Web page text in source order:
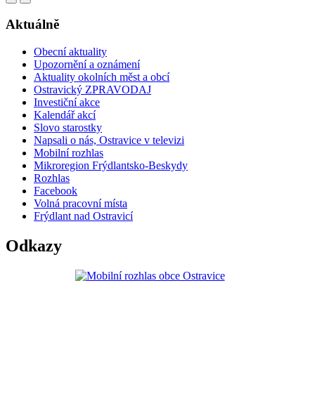
Aktuálně
Obecní aktuality
Upozornění a oznámení
Aktuality okolních měst a obcí
Ostravický ZPRAVODAJ
Investiční akce
Kalendář akcí
Slovo starostky
Napsali o nás, Ostravice v televizi
Mobilní rozhlas
Mikroregion Frýdlantsko-Beskydy
Rozhlas
Facebook
Volná pracovní místa
Frýdlant nad Ostravicí
Odkazy